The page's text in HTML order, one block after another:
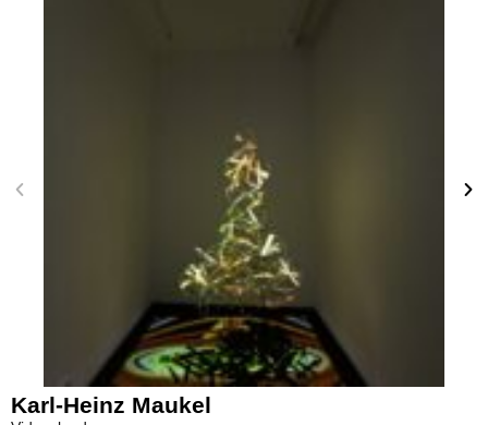
Karl-Heinz Maukel